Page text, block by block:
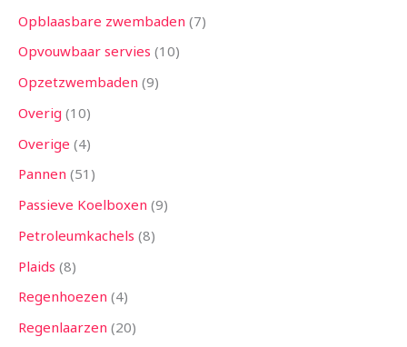
Opblaasbare zwembaden 7
Opvouwbaar servies 10
Opzetzwembaden 9
Overig 10
Overige 4
Pannen 51
Passieve Koelboxen 9
Petroleumkachels 8
Plaids 8
Regenhoezen 4
Regenlaarzen 20